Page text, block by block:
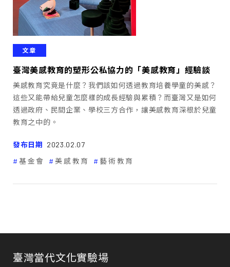
文章
臺灣美感教育的塑形――公私協力的「美感教育」經驗談
美感教育究竟是什麼？我們該如何透過教育培養學童的美感？
這些又能帶給兒童怎麼樣的成長經驗與累積？而臺灣又是如何
透過政府、民間企業、學校三方合作，讓美感教育深根於兒童
教育之中的。
發布日期 2023.02.07
基金會
美感教育 藝術教育
臺灣當代文化實驗場